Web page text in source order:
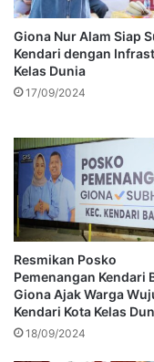
Giona Nur Alam Siap
Kendari dengan
Kelas Dunia
17/09/2024
Resmikan Posko
Pemenangan Kendari
Giona Ajak Warga
Kendari Kota Kelas
18/09/2024